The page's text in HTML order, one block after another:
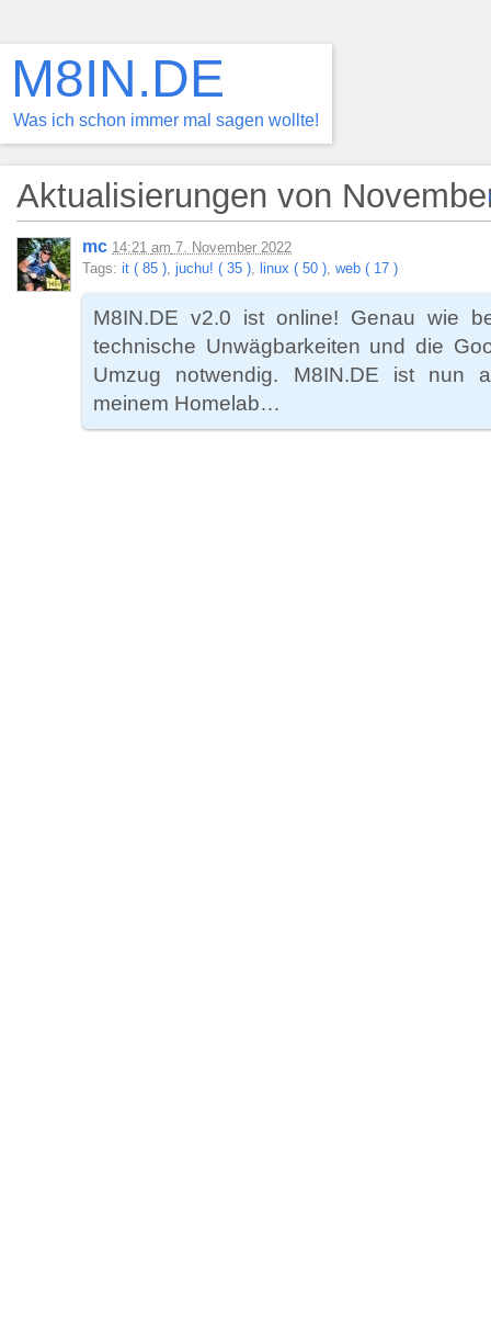
M8IN.DE
Was ich schon immer mal sagen wollte!
Aktualisierungen von
mc 14:21 am 7. November 2022
Tags: it ( 85 ), juchu! ( 35 ), linux ( 50 ), web ( 17 )
M8IN.DE v2.0 ist online! Genau wie
technische Unwägbarkeiten und die
Umzug notwendig. M8IN.DE ist nun
meinem Homelab…